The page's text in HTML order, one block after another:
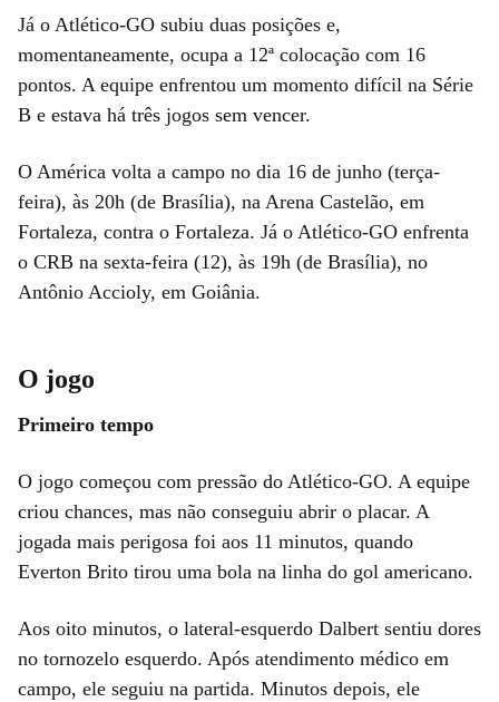
Já o Atlético-GO subiu duas posições e,
momentaneamente, ocupa a 12ª colocação com 16
pontos. A equipe enfrentou um momento difícil na Série
B e estava há três jogos sem vencer.
O América volta a campo no dia 16 de junho (terça-
feira), às 20h (de Brasília), na Arena Castelão, em
Fortaleza, contra o Fortaleza. Já o Atlético-GO enfrenta
o CRB na sexta-feira (12), às 19h (de Brasília), no
Antônio Accioly, em Goiânia.
O jogo
Primeiro tempo
O jogo começou com pressão do Atlético-GO. A equipe
criou chances, mas não conseguiu abrir o placar. A
jogada mais perigosa foi aos 11 minutos, quando
Everton Brito tirou uma bola na linha do gol americano.
Aos oito minutos, o lateral-esquerdo Dalbert sentiu dores
no tornozelo esquerdo. Após atendimento médico em
campo, ele seguiu na partida. Minutos depois, ele